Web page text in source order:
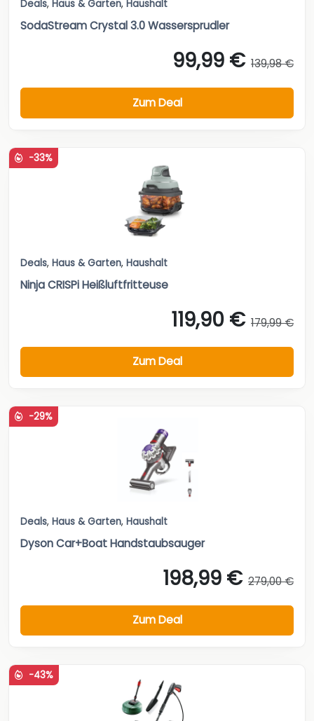
Deals, Haus & Garten, Haushalt
SodaStream Crystal 3.0 Wassersprudler
99,99 € 139,98 €
Zum Deal
-33%
Deals, Haus & Garten, Haushalt
Ninja CRISPi Heißluftfritteuse
119,90 € 179,99 €
Zum Deal
-29%
Deals, Haus & Garten, Haushalt
Dyson Car+Boat Handstaubsauger
198,99 € 279,00 €
Zum Deal
-43%